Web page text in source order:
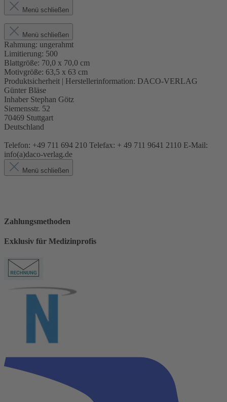
Menü schließen
Menü schließen
Rahmung: ungerahmt
Limitierung: 500
Blattgröße: 70,0 x 70,0 cm
Motivgröße: 63,5 x 63 cm
Produktsicherheit | Herstellerinformation: DACO-VERLAG
Günter Bläse
Inhaber Stephan Götz
Siemensstr. 52
70469 Stuttgart
Deutschland
Telefon: +49 711 694 210 Telefax: + 49 711 9641 2110 E-Mail:
info(a)daco-verlag.de
Menü schließen
Zahlungsmethoden
Exklusiv für Medizinprofis